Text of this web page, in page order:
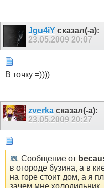
Jgu4iY сказал(-а):
23.05.2009 20:07
В точку =))))
zverka сказал(-а):
23.05.2009 20:27
Сообщение от
в огороде бузина, а в
на горе стоит дом, а я
зачем мне